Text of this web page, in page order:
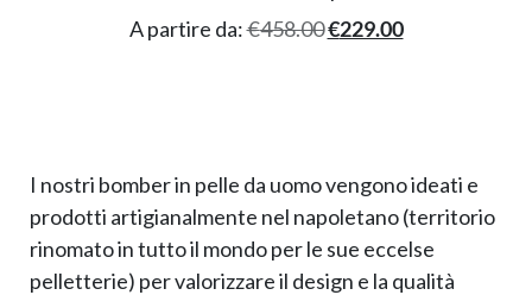
A partire da:€458.00€229.00
I nostri bomber in pelle da uomo vengono ideati e
prodotti artigianalmente nel napoletano (territorio
rinomato in tutto il mondo per le sue eccelse
pelletterie) per valorizzare il design e la qualità